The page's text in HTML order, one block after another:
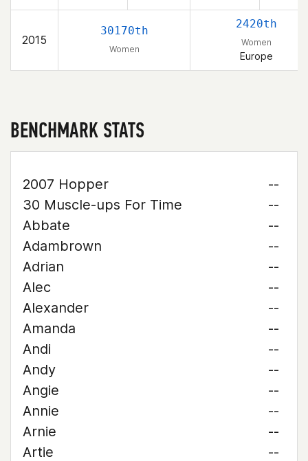
2015
30170th
Women
2420th
Women
Europe
BENCHMARK STATS
2007 Hopper
--
30 Muscle-ups For Time
--
Abbate
--
Adambrown
--
Adrian
--
Alec
--
Alexander
--
Amanda
--
Andi
--
Andy
--
Angie
--
Annie
--
Arnie
--
Artie
--